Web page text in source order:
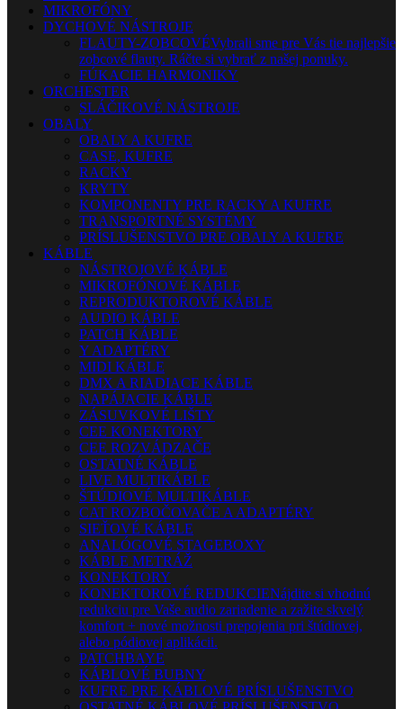
MIKROFÓNY
DYCHOVÉ NÁSTROJE
FLAUTY-ZOBCOVÉVybrali sme pre Vás tie najlepšie
zobcové flauty. Ráčte si vybrať z našej ponuky.
FÚKACIE HARMONIKY
ORCHESTER
SLÁČIKOVÉ NÁSTROJE
OBALY
OBALY A KUFRE
CASE, KUFRE
RACKY
KRYTY
KOMPONENTY PRE RACKY A KUFRE
TRANSPORTNÉ SYSTÉMY
PRÍSLUŠENSTVO PRE OBALY A KUFRE
KÁBLE
NÁSTROJOVÉ KÁBLE
MIKROFÓNOVÉ KÁBLE
REPRODUKTOROVÉ KÁBLE
AUDIO KÁBLE
PATCH KÁBLE
Y ADAPTÉRY
MIDI KÁBLE
DMX A RIADIACE KÁBLE
NAPÁJACIE KÁBLE
ZÁSUVKOVÉ LIŠTY
CEE KONEKTORY
CEE ROZVÁDZAČE
OSTATNÉ KÁBLE
LIVE MULTIKÁBLE
ŠTÚDIOVÉ MULTIKÁBLE
CAT ROZBOČOVAČE A ADAPTÉRY
SIEŤOVÉ KÁBLE
ANALÓGOVÉ STAGEBOXY
KÁBLE METRÁŽ
KONEKTORY
KONEKTOROVÉ REDUKCIENájdite si vhodnú
redukciu pre Vaše audio zariadenie a zažite skvelý
komfort + nové možnosti prepojenia pri štúdiovej,
alebo pódiovej aplikácii.
PATCHBAYE
KÁBLOVÉ BUBNY
KUFRE PRE KÁBLOVÉ PRÍSLUŠENSTVO